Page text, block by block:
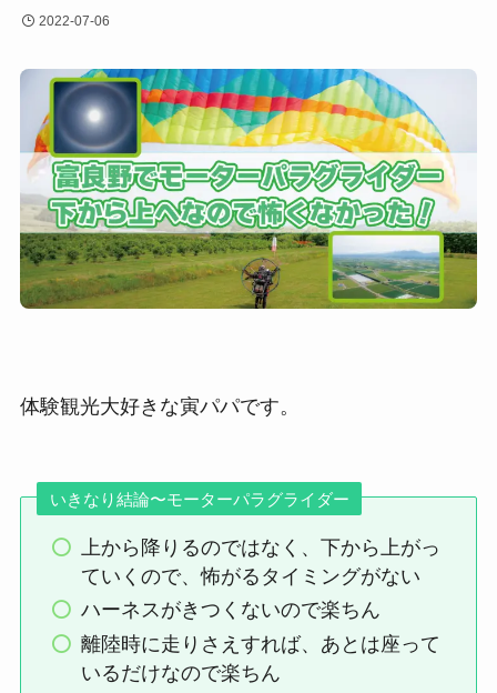
2022-07-06
体験観光大好きな寅パパです。
いきなり結論〜モーターパラグライダー
上から降りるのではなく、下から上がっ
ていくので、怖がるタイミングがない
ハーネスがきつくないので楽ちん
離陸時に走りさえすれば、あとは座って
いるだけなので楽ちん